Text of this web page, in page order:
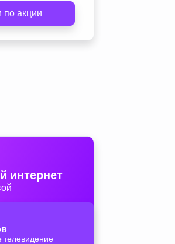
по акции
интернет
телевидение